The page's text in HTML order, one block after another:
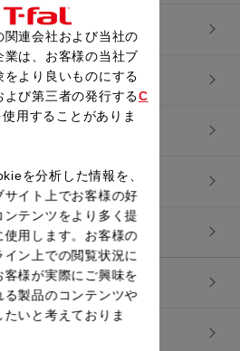
ー
関連会社および当社の
業は、お客様の当社ブ
をより良いものにする
よび第三者の発行するC
使用することがありま
を分析した情報を、
サイト上でお客様の好
ンテンツをより多く提
使用します。お客様の
イン上での閲覧状況に
客様が実際にご興味を
る製品のコンテンツや
いと考えておりま